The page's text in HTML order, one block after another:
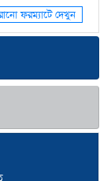
ফরম্যাটে দেখুন